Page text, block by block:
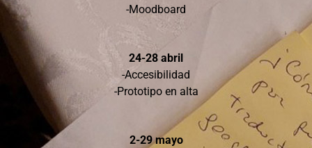
-Moodboard
24-28 abril
-Accesibilidad
-Prototipo en alta
2-29 mayo